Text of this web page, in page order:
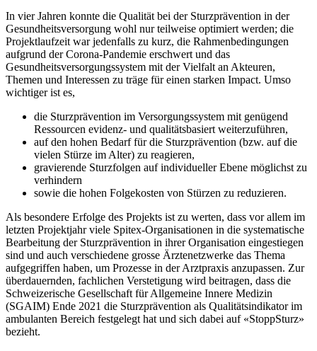
In vier Jahren konnte die Qualität bei der Sturzprävention in der
Gesundheitsversorgung wohl nur teilweise optimiert werden; die
Projektlaufzeit war jedenfalls zu kurz, die Rahmenbedingungen
aufgrund der Corona-Pandemie erschwert und das
Gesundheitsversorgungssystem mit der Vielfalt an Akteuren,
Themen und Interessen zu träge für einen starken Impact. Umso
wichtiger ist es,
die Sturzprävention im Versorgungssystem mit genügend
Ressourcen evidenz- und qualitätsbasiert weiterzuführen,
auf den hohen Bedarf für die Sturzprävention (bzw. auf die
vielen Stürze im Alter) zu reagieren,
gravierende Sturzfolgen auf individueller Ebene möglichst zu
verhindern
sowie die hohen Folgekosten von Stürzen zu reduzieren.
Als besondere Erfolge des Projekts ist zu werten, dass vor allem im
letzten Projektjahr viele Spitex-Organisationen in die systematische
Bearbeitung der Sturzprävention in ihrer Organisation eingestiegen
sind und auch verschiedene grosse Ärztenetzwerke das Thema
aufgegriffen haben, um Prozesse in der Arztpraxis anzupassen. Zur
überdauernden, fachlichen Verstetigung wird beitragen, dass die
Schweizerische Gesellschaft für Allgemeine Innere Medizin
(SGAIM) Ende 2021 die Sturzprävention als Qualitätsindikator im
ambulanten Bereich festgelegt hat und sich dabei auf «StoppSturz»
bezieht.